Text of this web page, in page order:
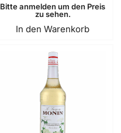
Bitte anmelden um den Preis
zu sehen.
In den Warenkorb